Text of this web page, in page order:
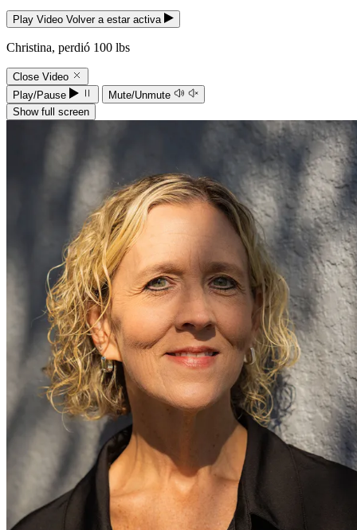
Play Video Volver a estar activa
Christina, perdió 100 lbs
Close Video
Play/Pause
Mute/Unmute
Show full screen